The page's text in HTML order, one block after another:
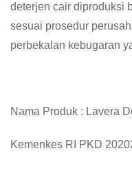
deterjen cair diproduksi
sesuai prosedur
perbekalan kebugaran
Nama Produk : Lavera
Kemenkes RI PKD